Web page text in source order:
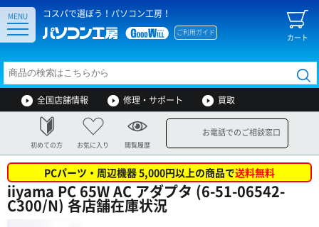
コスパで選ぼう！パソコン工房！
カート
ご利用ガイド
MENU
全国店舗情報 修理・サポート 買取
初めての方 お気に入り 閲覧履歴
お電話でのご相談窓口
PCパーツ・周辺機器 5,000円以上の商品で送料無料
iiyama PC 65W AC アダプタ (6-51-06542-
C300/N) 各店舗在庫状況